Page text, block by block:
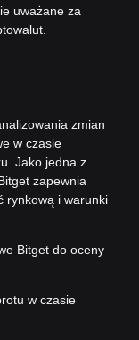
uważane za
zmian
w czasie
Jako jedna z
zapewnia
rynkową i warunki
Bitget do oceny
w czasie